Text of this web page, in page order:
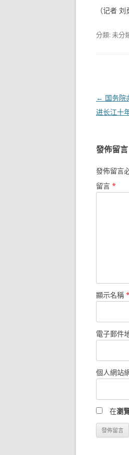
（记者
分類: 未分
文
章
← 国务院
进长江十
發佈留言
發佈留言
留言 *
顯示名稱 *
電子郵件
個人網站
在瀏